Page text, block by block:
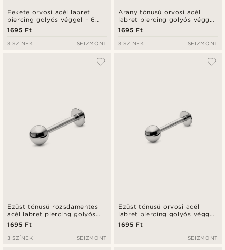
Fekete orvosi acél labret
piercing golyós véggel – 6
mm
1695 Ft
3 SZÍNEK SEIZMONT
Arany tónusú orvosi acél
labret piercing golyós véggel
– 6 mm
1695 Ft
3 SZÍNEK SEIZMONT
Ezüst tónusú rozsdamentes
acél labret piercing golyós
véggel - 6 mm
1695 Ft
3 SZÍNEK SEIZMONT
Ezüst tónusú orvosi acél
labret piercing golyós véggel
– 4 mm
1695 Ft
SEIZMONT